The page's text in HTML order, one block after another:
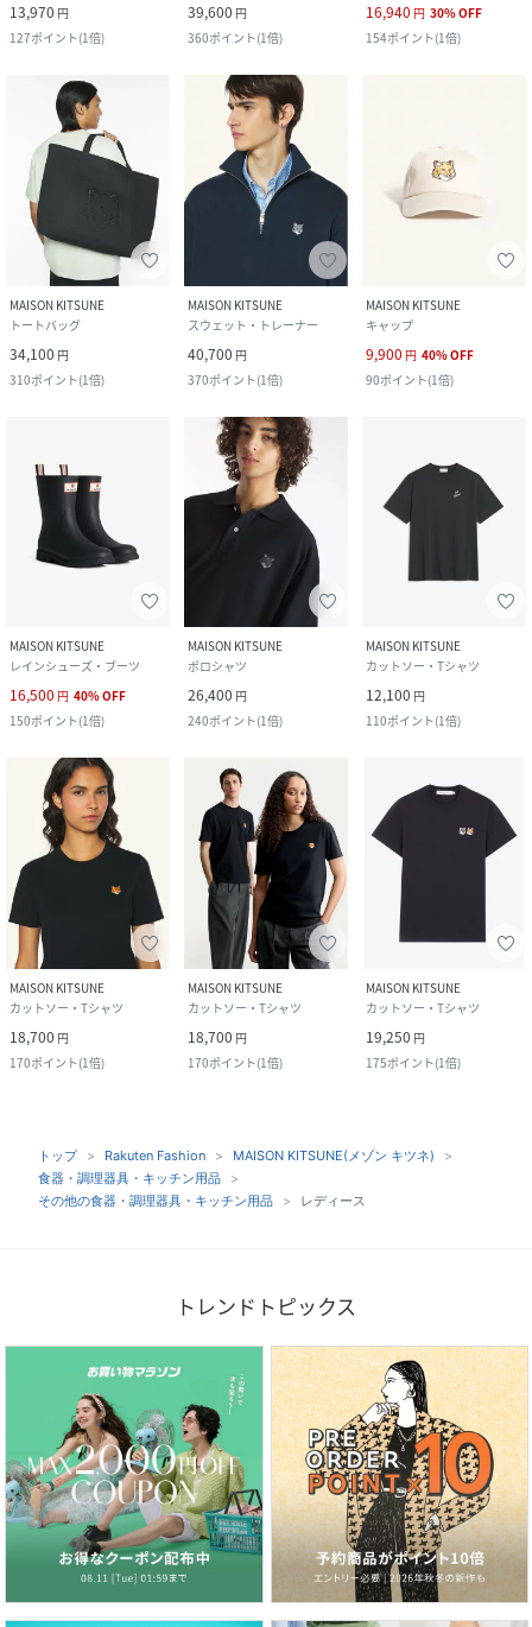
13,970 円
127ポイント(1倍)
39,600 円
360ポイント(1倍)
16,940 円 30%OFF
154ポイント(1倍)
MAISON KITSUNE
トートバッグ
34,100 円
310ポイント(1倍)
MAISON KITSUNE
スウェット・トレーナー
40,700 円
370ポイント(1倍)
MAISON KITSUNE
キャップ
9,900 円 40%OFF
90ポイント(1倍)
MAISON KITSUNE
レインシューズ・ブーツ
16,500 円 40%OFF
150ポイント(1倍)
MAISON KITSUNE
ポロシャツ
26,400 円
240ポイント(1倍)
MAISON KITSUNE
カットソー・Tシャツ
12,100 円
110ポイント(1倍)
MAISON KITSUNE
カットソー・Tシャツ
18,700 円
170ポイント(1倍)
MAISON KITSUNE
カットソー・Tシャツ
18,700 円
170ポイント(1倍)
MAISON KITSUNE
カットソー・Tシャツ
19,250 円
175ポイント(1倍)
トップ Rakuten Fashion
MAISON KITSUNE(メゾン キツネ)
食器・調理器具・キッチン用品
その他の食器・調理器具・キッチン用品
レディース
トレンドトピックス